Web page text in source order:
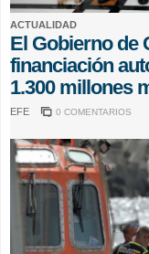
ACTUALIDAD
El Gobierno de
financiación
1.300 millones
EFE 0 COMENTARIOS